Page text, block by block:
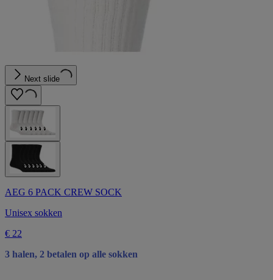
Next slide
AEG 6 PACK CREW SOCK
Unisex sokken
€ 22
3 halen, 2 betalen op alle sokken